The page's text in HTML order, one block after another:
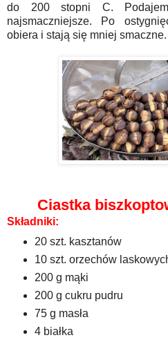
do 200 stopni C.
najsmaczniejsze. Po
obiera i stają się mniej smaczne.
Ciastka
Składniki:
20 szt. kasztanów
10 szt. orzechów
200 g mąki
200 g cukru pudru
75 g masła
4 białka